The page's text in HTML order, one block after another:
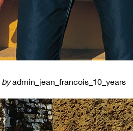
by admin_jean_francois_10_years